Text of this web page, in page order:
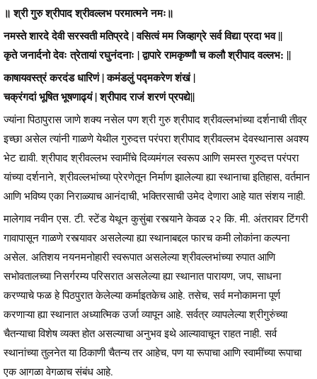
॥ श्री गुरु श्रीपाद श्रीवल्लभ परमात्मने नमः॥
नमस्ते शारदे देवी सरस्वती मतिप्रदे | वसित्वं मम जिव्हाग्रे सर्व विद्या प्रदा भव ||
कृते जनार्दनो देवः त्रेतायां रघुनंदनाः | द्वापारे रामकृष्णौ च कलौ श्रीपाद वल्लभ: ||
काषायवस्त्रं करदंड धारिणं | कमंडलुं पद्मकरेण शंखं |
चक्रंगदां भूषित भूषणाढ्यं | श्रीपाद राजं शरणं प्रपद्ये||
ज्यांना पिठापुरास जाणे शक्य नसेल पण श्री गुरु श्रीपाद श्रीवल्लभांच्या दर्शनाची तीव्र
इच्छा असेल त्यांनी गाळणे येथील गुरुदत्त परंपरा श्रीपाद श्रीवल्लभ देवस्थानास अवश्य
भेट द्यावी. श्रीपाद श्रीवल्लभ स्वामींचे दिव्यमंगल स्वरूप आणि समस्त गुरुदत्त परंपरा
यांच्या दर्शनाने, श्रीवल्लभांच्या प्रेरणेतून निर्माण झालेल्या ह्या स्थानाचा इतिहास, वर्तमान
आणि भविष्य एका निराळ्याच आनंदाची, भक्तिरसाची उमेद देणारा आहे यात संशय नाही.
मालेगाव नवीन एस. टी. स्टेंड येथून कुसुंबा रस्त्याने केवळ २२ कि. मी. अंतरावर टिंगरी
गावापासून गाळणे रस्त्यावर असलेल्या ह्या स्थानाबद्दल फारच कमी लोकांना कल्पना
असेल. अतिशय नयनमनोहारी स्वरूपात असलेल्या श्रीवल्लभांच्या रुपात आणि
सभोवतालच्या निसर्गरम्य परिसरात असलेल्या ह्या स्थानात पारायण, जप, साधना
करण्याचे फळ हे पिठपुरात केलेल्या कर्माइतकेच आहे. तसेच, सर्व मनोकामना पूर्ण
करणाऱ्या ह्या स्थानात अध्यात्मिक उर्जा व्यापून आहे. सर्वत्र व्यापलेल्या श्रीगुरुंच्या
चैतन्याचा विशेष व्यक्त होत असल्याचा अनुभव इथे आल्यावाचून राहत नाही. सर्व
स्थानांच्या तुलनेत या ठिकाणी चैतन्य तर आहेच, पण या रूपाचा आणि स्वामींच्या रूपाचा
एक आगळा वेगळाच संबंध आहे.